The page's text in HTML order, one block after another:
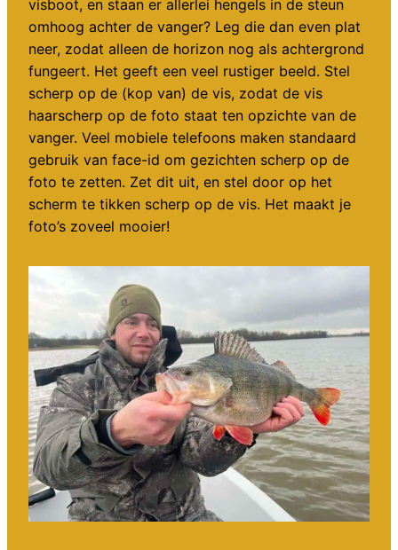
visboot, en staan er allerlei hengels in de steun
omhoog achter de vanger? Leg die dan even plat
neer, zodat alleen de horizon nog als achtergrond
fungeert. Het geeft een veel rustiger beeld. Stel
scherp op de (kop van) de vis, zodat de vis
haarscherp op de foto staat ten opzichte van de
vanger. Veel mobiele telefoons maken standaard
gebruik van face-id om gezichten scherp op de
foto te zetten. Zet dit uit, en stel door op het
scherm te tikken scherp op de vis. Het maakt je
foto’s zoveel mooier!